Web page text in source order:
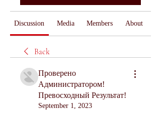
Discussion Media Members About
Back
Проверено
Администратором!
Превосходный Результат!
September 1, 2023